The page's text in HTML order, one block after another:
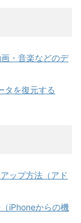
・音楽などのデ
タを復元する
ップ方法（アド
iPhoneからの機